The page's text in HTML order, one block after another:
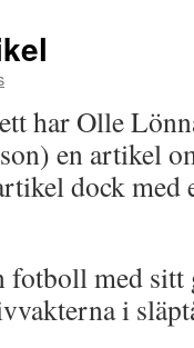
har Olle
en artikel
dock med
fotboll med
i